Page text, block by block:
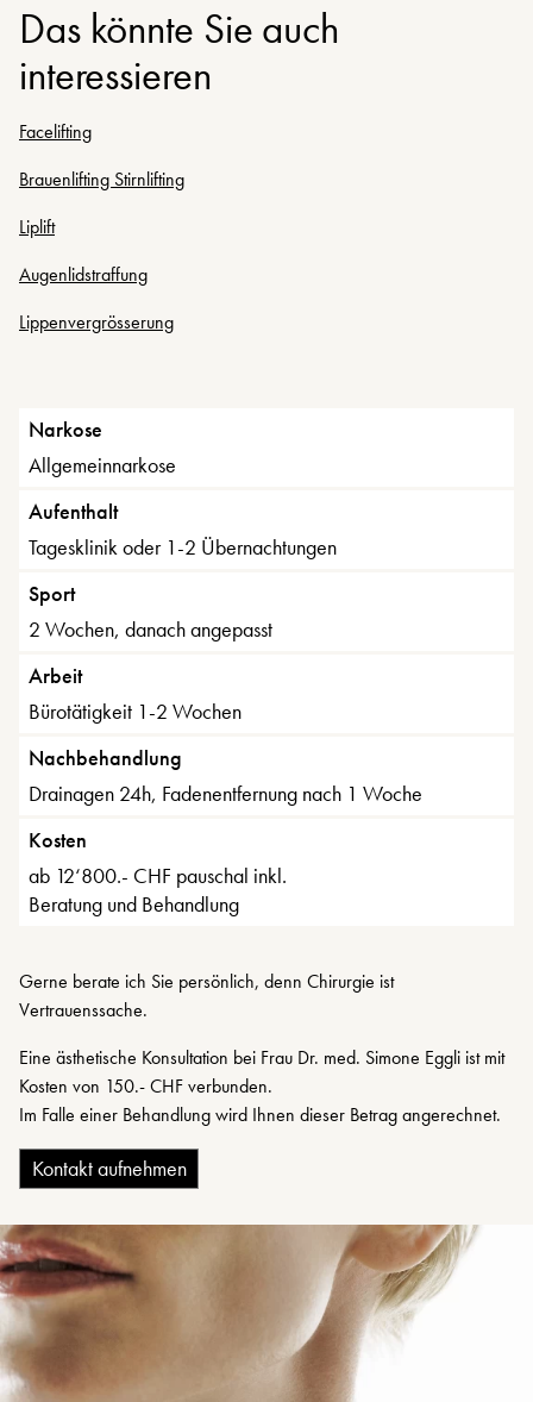
Das könnte Sie auch
interessieren
Facelifting
Brauenlifting Stirnlifting
Liplift
Augenlidstraffung
Lippenvergrösserung
Narkose
Allgemeinnarkose
Aufenthalt
Tagesklinik oder 1-2 Übernachtungen
Sport
2 Wochen, danach angepasst
Arbeit
Bürotätigkeit 1-2 Wochen
Nachbehandlung
Drainagen 24h, Fadenentfernung nach 1 Woche
Kosten
ab 12‘800.- CHF pauschal inkl.
Beratung und Behandlung
Gerne berate ich Sie persönlich, denn Chirurgie ist
Vertrauenssache.
Eine ästhetische Konsultation bei Frau Dr. med. Simone Eggli ist mit
Kosten von 150.- CHF verbunden.
Im Falle einer Behandlung wird Ihnen dieser Betrag angerechnet.
Kontakt aufnehmen